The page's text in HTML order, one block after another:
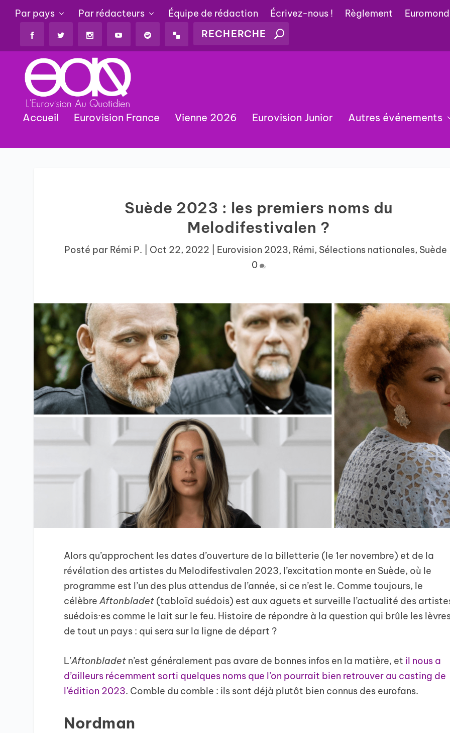
Par pays Par rédacteurs Équipe de rédaction Écrivez-nous ! Règlement
Accueil Eurovision France Vienne 2026 Eurovision Junior Autres événements
Suède 2023 : les premiers noms du
Melodifestivalen ?
Posté par Rémi P. Oct 22, 2022 Eurovision 2023, Rémi, Sélections nationales, Suède
0
Alors qu’approchent les dates d’ouverture de la billetterie (le 1er novembre) et de la
révélation des artistes du Melodifestivalen 2023, l’excitation monte en Suède, où le
programme est l’un des plus attendus de l’année, si ce n’est le. Comme toujours, le
célèbreAftonbladet (tabloïd suédois) est aux aguets et surveille l’actualité des
suédois·es comme le lait sur le feu. Histoire de répondre à la question qui brûle les
de tout un pays : qui sera sur la ligne de départ ?
L’Aftonbladet n’est généralement pas avare de bonnes infos en la matière, et il nous a
d’ailleurs récemment sorti quelques noms que l’on pourrait bien retrouver au casting de
l’édition 2023. Comble du comble : ils sont déjà plutôt bien connus des eurofans.
Nordman